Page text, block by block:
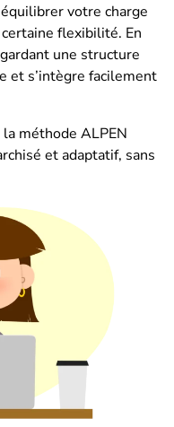
votre charge
flexibilité. En
une structure
et s’intègre facilement
méthode ALPEN
et adaptatif, sans